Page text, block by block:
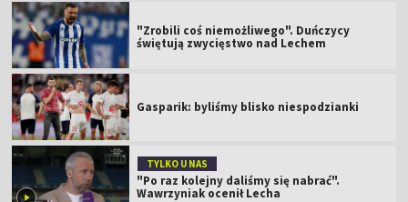
"Zrobili coś niemożliwego". Duńczycy
świętują zwycięstwo nad Lechem
Gasparik: byliśmy blisko niespodzianki
TYLKO U NAS
"Po raz kolejny daliśmy się nabrać".
Wawrzyniak ocenił Lecha